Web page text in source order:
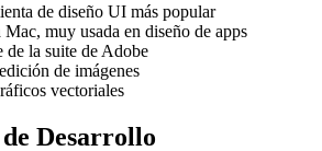
de diseño UI más popular
Mac, muy usada en diseño de apps
la suite de Adobe
de imágenes
vectoriales
Desarrollo